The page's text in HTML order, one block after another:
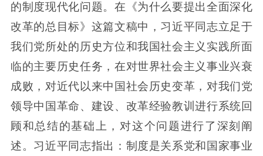
的制度现代化问题。在《为什么要提出全面深化
改革的总目标》这篇文稿中，习近平同志立足于
我们党所处的历史方位和我国社会主义实践所面
临的主要历史任务，在对世界社会主义事业兴衰
成败，对近代以来中国社会历史变革，对我们党
领导中国革命、建设、改革经验教训进行系统回
顾和总结的基础上，对这个问题进行了深刻阐
述。习近平同志指出：制度是关系党和国家事业